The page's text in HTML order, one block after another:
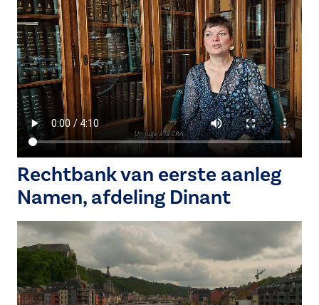
Rechtbank van eerste aanleg
Namen, afdeling Dinant